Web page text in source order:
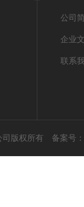
公司
企业
联系
司版权所有 备案号